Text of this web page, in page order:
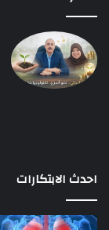
احدث الابتكارات